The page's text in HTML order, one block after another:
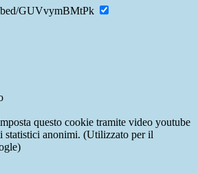
GUVvymBMtPk
questo cookie tramite video youtube
statistici anonimi. (Utilizzato per il